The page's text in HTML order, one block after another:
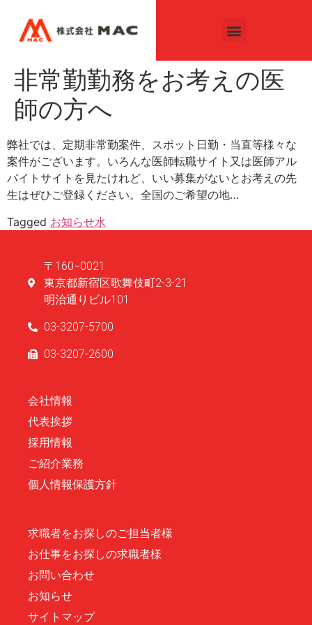
非常勤勤務をお考えの医
師の方へ
弊社では、定期非常勤案件、スポット日勤・当直等様々な
案件がございます。いろんな医師転職サイト又は医師アル
バイトサイトを見たけれど、いい募集がないとお考えの先
生はぜひご登録ください。全国のご希望の地…
Tagged お知らせ水
〒160−0021
東京都新宿区歌舞伎町2-3-21
明治通りビル101
03-3207-5700
03-3207-2600
会社情報
代表挨拶
採用情報
ご紹介業務
個人情報保護方針
求職者をお探しのご担当者様
お仕事をお探しの求職者様
お問い合わせ
お知らせ
サイトマップ